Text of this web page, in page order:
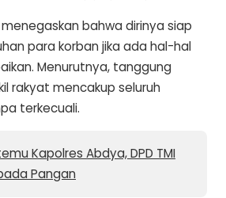
bahwa dirinya siap
para korban jika ada hal-hal
Menurutnya, tanggung
rakyat mencakup seluruh
terkecuali.
Kapolres Abdya, DPD TMI
Pangan